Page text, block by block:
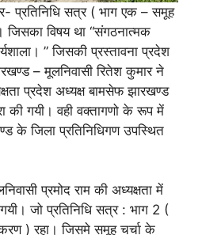
प्रतिनिधि सत्र ( भाग एक – समूह
जिसका विषय था “संगठनात्मक
” जिसकी प्रस्तावना प्रदेश
– मूलनिवासी रितेश कुमार ने
प्रदेश अध्यक्ष बामसेफ झारखण्ड
की गयी। वही वक्तागणो के रूप में
के जिला प्रतिनिधिगण उपस्थित
प्रमोद राम की अध्यक्षता में
जो प्रतिनिधि सत्र : भाग 2 (
) रहा। जिसमे समूह चर्चा के